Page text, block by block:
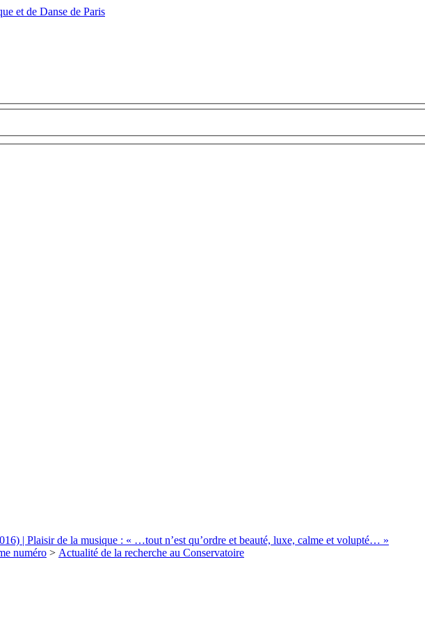
| Plaisir de la musique : « …tout n’est qu’ordre et beauté, luxe, calme et volupté… »
numéro > Actualité de la recherche au Conservatoire